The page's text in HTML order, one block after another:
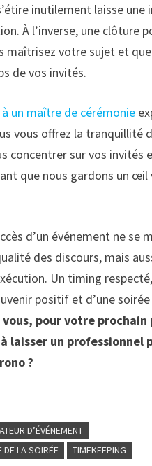
inutilement laisse une
À l’inverse, une clôture
maîtrisez votre sujet et
de vos invités.
un maître de cérémonie
vous offrez la tranquillité
concentrer sur vos invités
que nous gardons un
d’un événement ne se
des discours, mais
Un timing respecté,
positif et d’une
vous, pour votre
laisser un professionnel
?
D’ÉVÉNEMENT
DE LA SOIRÉE
TIMEKEEPING